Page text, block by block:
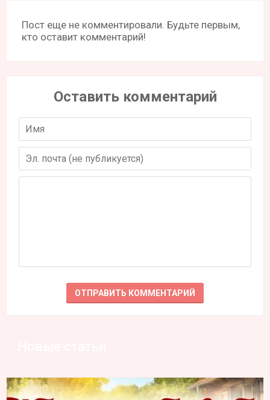
Пост еще не комментировали. Будьте первым,
кто оставит комментарий!
Оставить комментарий